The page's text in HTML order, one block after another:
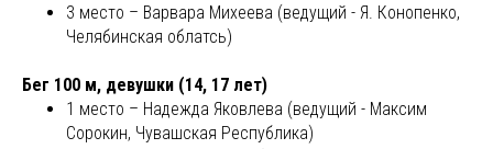
3 место – Варвара Михеева (ведущий - Я. Конопенко,
Челябинская облатсь)
Бег 100 м, девушки (14, 17 лет)
1 место – Надежда Яковлева (ведущий - Максим
Сорокин, Чувашская Республика)